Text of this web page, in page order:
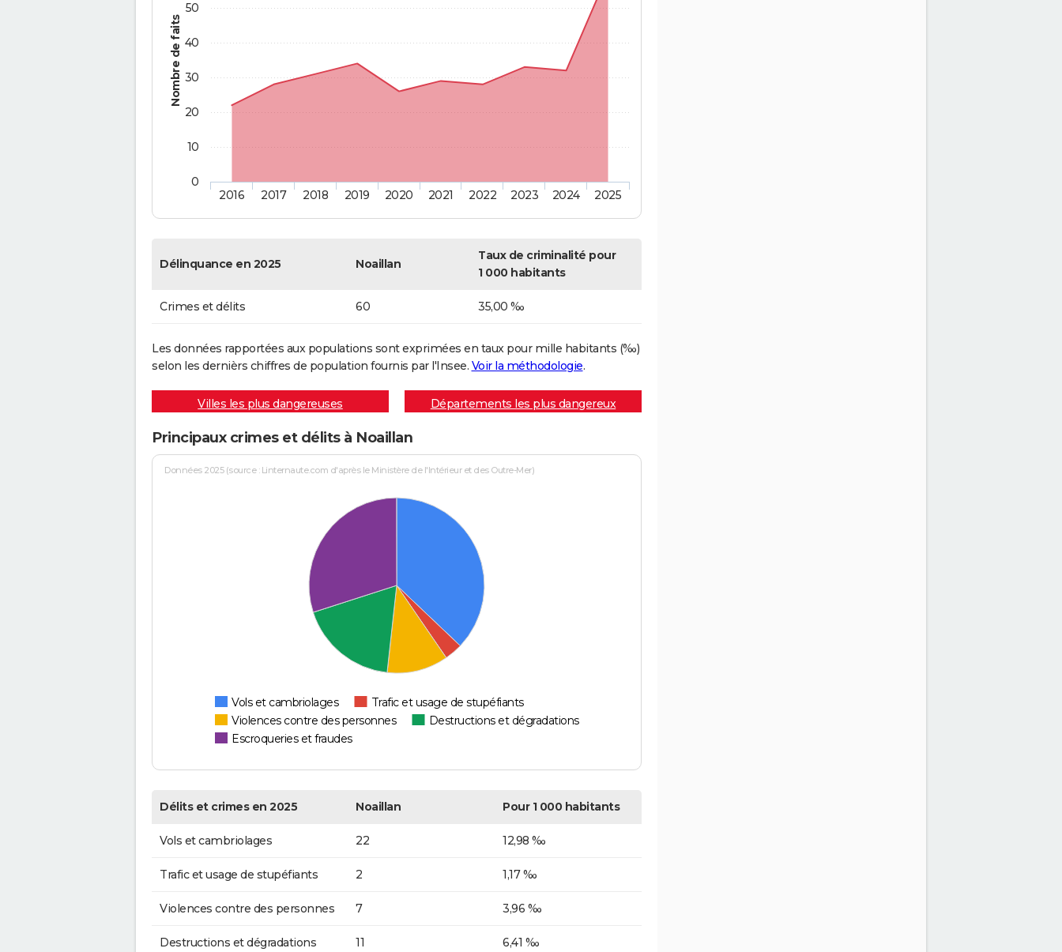
Nombre de faits
2016 2017 2018 2019 2020 2021 2022 2023 2024 2025
0
10
20
30
40
50
Délinquance en 2025 Noaillan
Taux de criminalité pour
1 000 habitants
Crimes et délits 60 35,00 ‰
Les données rapportées aux populations sont exprimées en taux pour mille habitants (‰)
selon les dernièrs chiffres de population fournis par l'Insee. Voir la méthodologie.
Villes les plus dangereuses Départements les plus dangereux
Principaux crimes et délits à Noaillan
Données 2025 (source : Linternaute.com d'après le Ministère de l'Intérieur et des Outre-Mer)
Vols et cambriolages
Trafic et usage de stupéfiants
Violences contre des personnes
Destructions et dégradations
Escroqueries et fraudes
Délits et crimes en 2025 Noaillan Pour 1 000 habitants
Vols et cambriolages 22 12,98 ‰
Trafic et usage de stupéfiants 2 1,17 ‰
Violences contre des personnes 7 3,96 ‰
Destructions et dégradations 11 6,41 ‰